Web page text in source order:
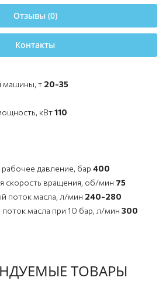
Отзывы (0)
Контакты
машины, т 20-35
кВт110
давление, бар 400
скорость вращения, об/мин 75
поток масла, л/мин 240-280
масла при 10 бар, л/мин 300
ТОВАРЫ